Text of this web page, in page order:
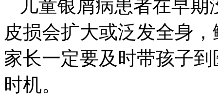
儿童银屑病患者在早
皮损会扩大或泛发全身
家长一定要及时带孩子
时机。